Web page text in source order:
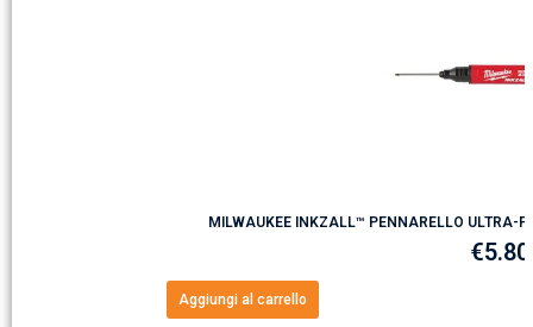
MILWAUKEE INKZALL™ PENNARELLO ULTRA-
€5.80
Aggiungi al carrello